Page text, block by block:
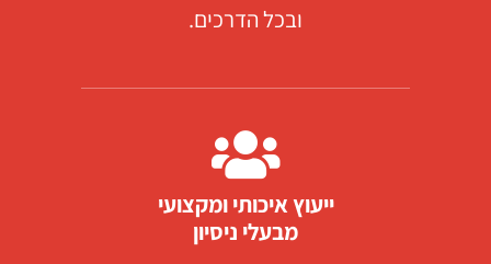
ובכל הדרכים.
ייעוץ איכותי ומקצועי
מבעלי ניסיון